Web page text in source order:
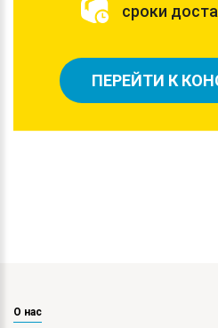
сроки
ПЕРЕЙТИ К
О нас